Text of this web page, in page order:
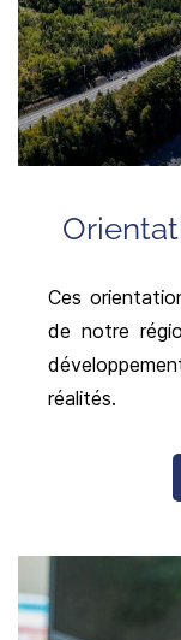
Ces
de notre
réalités.